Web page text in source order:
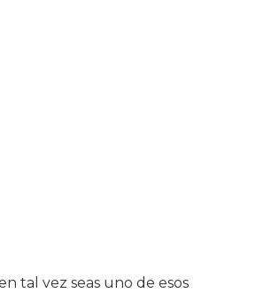
tal vez seas uno de esos